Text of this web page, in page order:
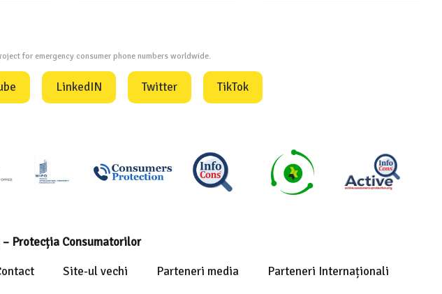
for emergency consumer phone numbers worldwide.
LinkedIN Twitter TikTok
Protecția Consumatorilor
Site-ul vechi Parteneri media Parteneri Internaționali